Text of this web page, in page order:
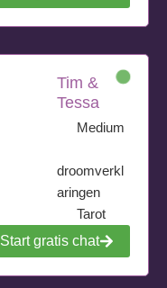
Tim &
Tessa
Medium
droomverkl
aringen
Tarot
Start gratis chat